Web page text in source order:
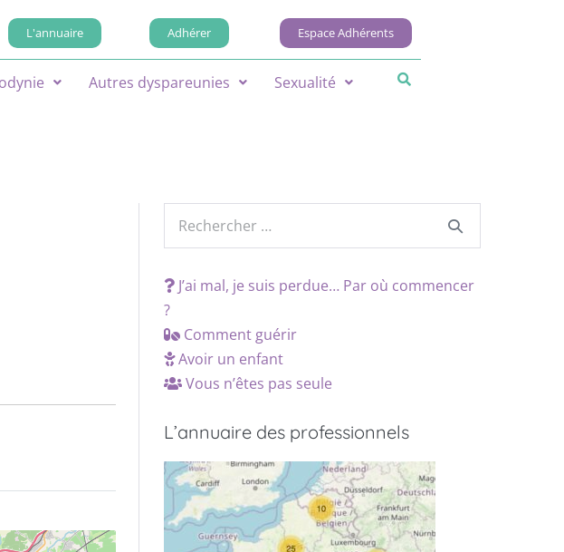
L'annuaire Adhérer Espace Adhérents
Autres dyspareunies Sexualité
J’ai mal, je suis perdue… Par où commencer
?
Comment guérir
Avoir un enfant
Vous n’êtes pas seule
L’annuaire des professionnels